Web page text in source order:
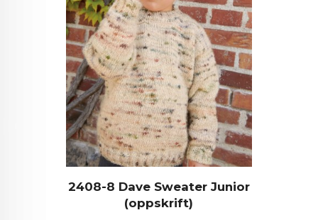
2408-8 Dave Sweater Junior
(oppskrift)